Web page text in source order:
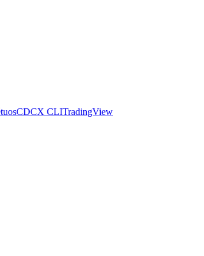
CDCX CLITradingView